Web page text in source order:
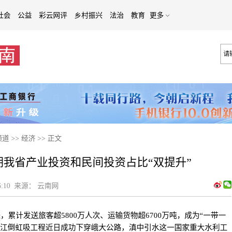
会 公益 彩云网评 乡村振兴 法治 教育 更多
道 >> 经济 >> 正文
我省产业投资和民间投资占比“双提升”
来源： 云南网
计发送旅客超5800万人次、运输货物超6700万吨，成为“一带一
倒虹吸工程近日成功下穿峨大公路，滇中引水这一国家重大水利工